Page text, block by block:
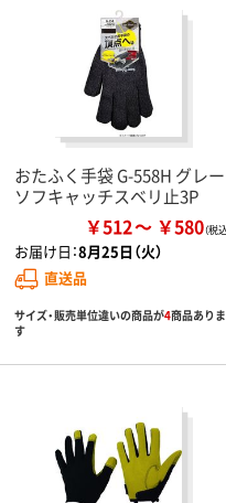
おたふく手袋 G-558H グレー
ソフキャッチスベリ止3P
￥512 ￥580
お届け日：8月25日（火）
直送品
サイズ・販売単位違いの商品が4商品ありま
す